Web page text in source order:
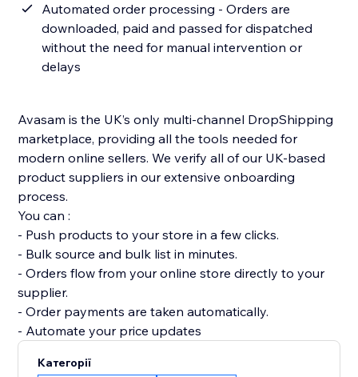
Automated order processing - Orders are
downloaded, paid and passed for dispatched
without the need for manual intervention or
delays
Avasam is the UK’s only multi-channel DropShipping
marketplace, providing all the tools needed for
modern online sellers. We verify all of our UK-based
product suppliers in our extensive onboarding
process.
You can :
- Push products to your store in a few clicks.
- Bulk source and bulk list in minutes.
- Orders flow from your online store directly to your
supplier.
- Order payments are taken automatically.
- Automate your price updates
Категорії